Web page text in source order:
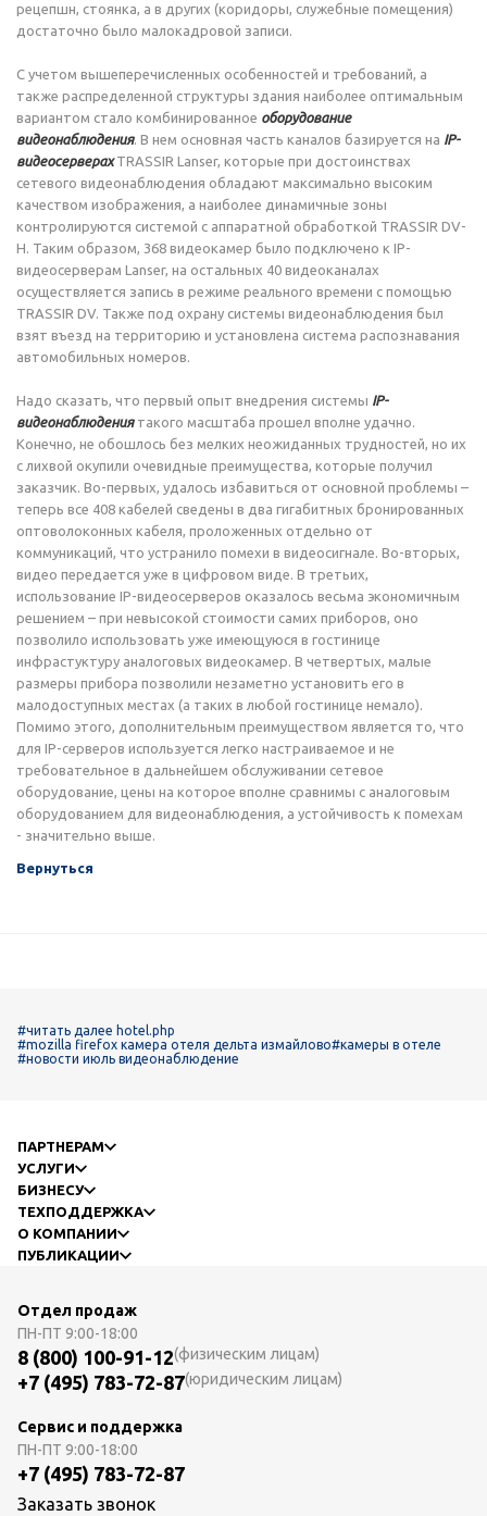
рецепшн, стоянка, а в других (коридоры, служебные помещения)
достаточно было малокадровой записи.
С учетом вышеперечисленных особенностей и требований, а
также распределенной структуры здания наиболее оптимальным
вариантом стало комбинированное оборудование
видеонаблюдения. В нем основная часть каналов базируется на IP-
видеосерверахTRASSIR Lanser, которые при достоинствах
сетевого видеонаблюдения обладают максимально высоким
качеством изображения, а наиболее динамичные зоны
контролируются системой с аппаратной обработкой TRASSIR DV-
H. Таким образом, 368 видеокамер было подключено к IP-
видеосерверам Lanser, на остальных 40 видеоканалах
осуществляется запись в режиме реального времени с помощью
TRASSIR DV. Также под охрану системы видеонаблюдения был
взят въезд на территорию и установлена система распознавания
автомобильных номеров.
Надо сказать, что первый опыт внедрения системы IP-
видеонаблюдениятакого масштаба прошел вполне удачно.
Конечно, не обошлось без мелких неожиданных трудностей, но их
с лихвой окупили очевидные преимущества, которые получил
заказчик. Во-первых, удалось избавиться от основной проблемы –
теперь все 408 кабелей сведены в два гигабитных бронированных
оптоволоконных кабеля, проложенных отдельно от
коммуникаций, что устранило помехи в видеосигнале. Во-вторых,
видео передается уже в цифровом виде. В третьих,
использование IP-видеосерверов оказалось весьма экономичным
решением – при невысокой стоимости самих приборов, оно
позволило использовать уже имеющуюся в гостинице
инфрастуктуру аналоговых видеокамер. В четвертых, малые
размеры прибора позволили незаметно установить его в
малодоступных местах (а таких в любой гостинице немало).
Помимо этого, дополнительным преимуществом является то, что
для IP-серверов используется легко настраиваемое и не
требовательное в дальнейшем обслуживании сетевое
оборудование, цены на которое вполне сравнимы с аналоговым
оборудованием для видеонаблюдения, а устойчивость к помехам
- значительно выше.
Вернуться
#читать далее hotel.php
#mozilla firefox камера отеля дельта измайлово#камеры в отеле
#новости июль видеонаблюдение
ПАРТНЕРАМ
УСЛУГИ
БИЗНЕСУ
ТЕХПОДДЕРЖКА
О КОМПАНИИ
ПУБЛИКАЦИИ
Отдел продаж
ПН-ПТ 9:00-18:00
8 (800) 100-91-12(физическим лицам)
+7 (495) 783-72-87(юридическим лицам)
Сервис и поддержка
ПН-ПТ 9:00-18:00
+7 (495) 783-72-87
Заказать звонок